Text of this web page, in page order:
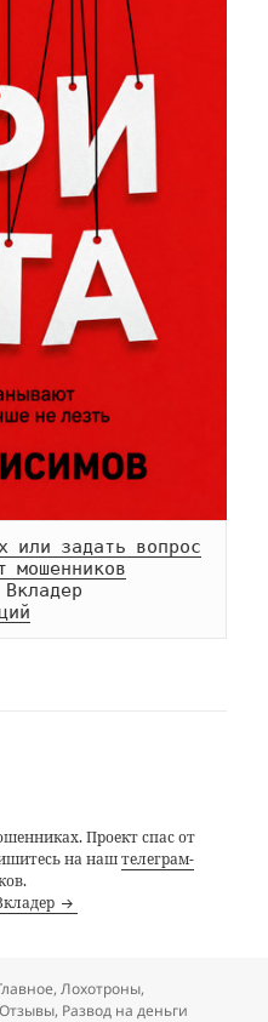
или задать вопрос
мошенников
Проект спас от
на наштелеграм-
,Лохотроны,
Отзывы, Развод на деньги